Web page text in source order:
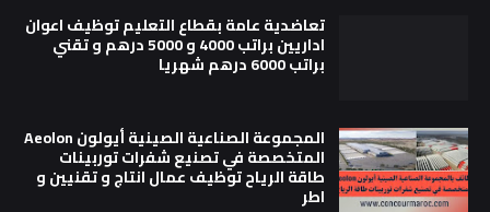
تعاضدية عامة بقطاع التعليم توظيف اعوان
اداريين براتب 4000 و 5000 درهم و تقني
براتب 6000 درهم شهريا
المجموعة الصناعية الصينية أيولون Aeolon
المتخصصة في تصنيع شفرات توربينات
طاقة الرياح توظيف عمال انتاج و تقنيين و
اطر